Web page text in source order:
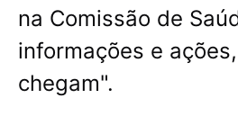
na Comissão de
informações e
chegam".